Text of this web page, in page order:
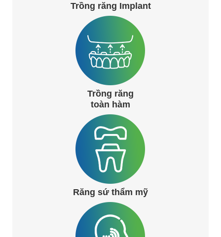
Trồng răng Implant
Trồng răng
toàn hàm
Răng sứ thẩm mỹ